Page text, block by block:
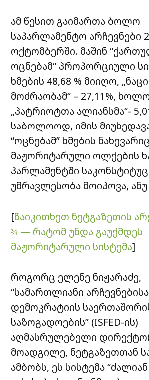
ამ წესით გაიმართა ბოლო
საპარლამენტო არჩევნები
ოქტომბერში. მაშინ
ოცნებამ“ პროპორციული
ხმების 48,68 % მიიღო,
მოძრაობამ“ – 27,11%, ხოლო
„პატრიოტთა ალიანსმა“-
საბოლოოდ, იმის
“ოცნებამ” ხმების
მაჟორიტარული ოლქების
პარლამენტში
უმრავლესობა მოიპოვა, ანუ
[წაიკითხეთ ნეტგაზეთის
¾ — რატომ უნდა გაუქმდეს
მაჟორიტარული სისტემა]
როგორც ელენე ნიჟარაძე,
“სამართლიანი
დემოკრატიის
საზოგადოების” (ISFED-ის)
აღმასრულებელი
მოადგილე, ნეტგაზეთთან
ამბობს, ეს სისტემა